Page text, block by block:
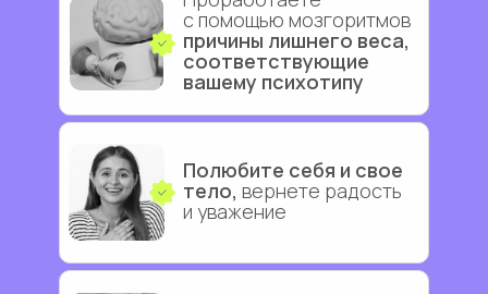
с помощью мозгоритмов
причины лишнего веса,
соответствующие
вашему психотипу
Полюбите себя и свое
тело, вернете радость
и уважение